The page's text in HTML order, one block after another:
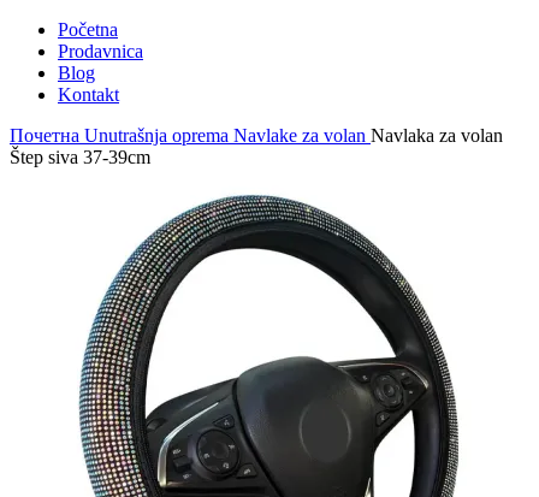
Početna
Prodavnica
Blog
Kontakt
Почетна Unutrašnja oprema Navlake za volan Navlaka za volan
Štep siva 37-39cm